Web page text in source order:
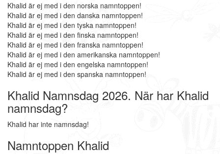
Khalid är ej med i den norska namntoppen!
Khalid är ej med i den danska namntoppen!
Khalid är ej med i den tyska namntoppen!
Khalid är ej med i den finska namntoppen!
Khalid är ej med i den franska namntoppen!
Khalid är ej med i den amerikanska namntoppen!
Khalid är ej med i den engelska namntoppen!
Khalid är ej med i den spanska namntoppen!
Khalid Namnsdag 2026. När har Khalid
namnsdag?
Khalid har inte namnsdag!
Namntoppen Khalid